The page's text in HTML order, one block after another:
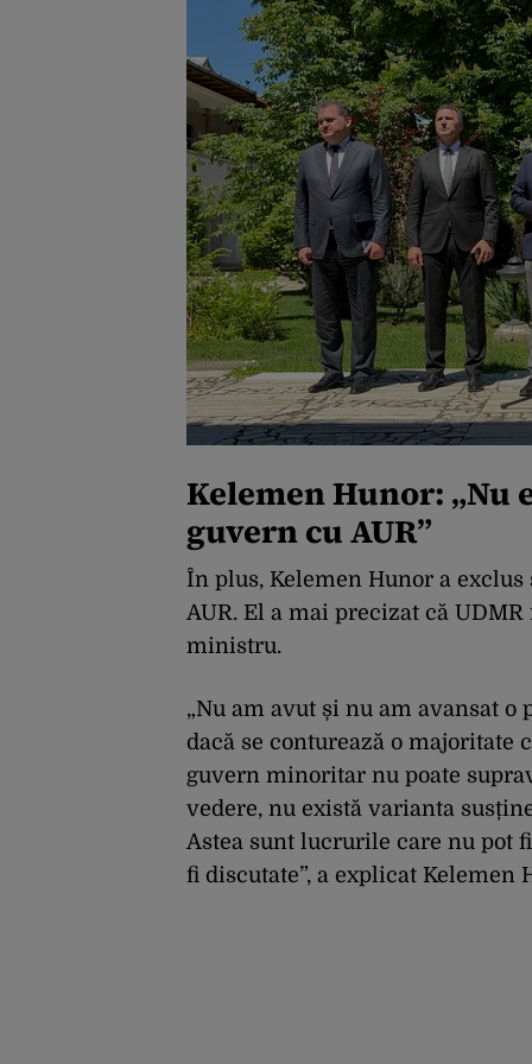
Kelemen Hunor:
guvern cu AUR”
În plus, Kelemen Hunor a
AUR. El a mai precizat că
ministru.
„Nu am avut și nu am avansat
dacă se conturează o majoritate
guvern minoritar nu poate
vedere, nu există varianta
Astea sunt lucrurile care nu pot
fi discutate”, a explicat Kelemen